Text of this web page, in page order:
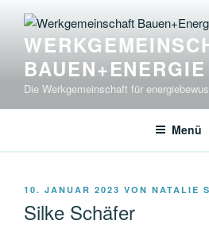
Inhalt
springen
BAUEN+ENERGIE
Die Werkgemeinschaft für
Menü
VERÖFFENTLICHT
10. JANUAR 2023 VON NATALIE
Silke Schäfer